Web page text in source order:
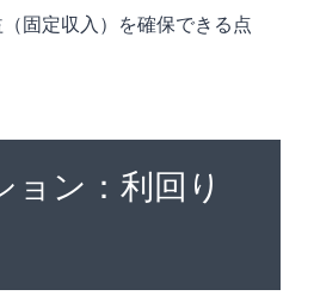
固定収入）を確保できる点
ョン：利回り